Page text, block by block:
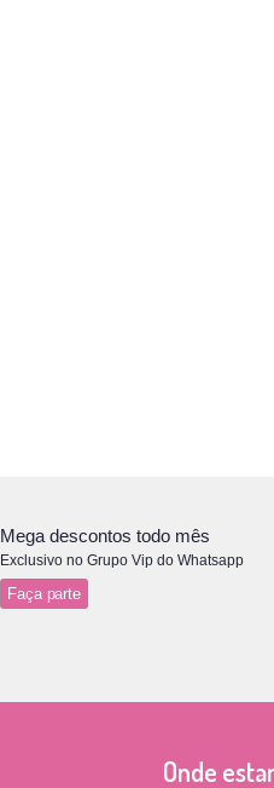
Mega descontos todo mês
Exclusivo no Grupo Vip do Whatsapp
Faça parte
Onde